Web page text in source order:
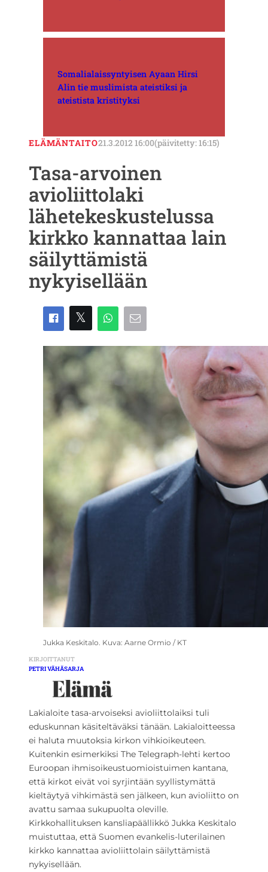
Somalialaissyntyisen Ayaan Hirsi
Alin tie muslimista ateistiksi ja
ateistista kristityksi
ELÄMÄNTAITO21.3.2012 16:00(päivitetty: 16:15)
Tasa-arvoinen
avioliittolaki
lähetekeskustelussa 
kirkko kannattaa lain
säilyttämistä
nykyisellään
Jukka Keskitalo. Kuva: Aarne Ormio / KT
KIRJOITTANUT
PETRI VÄHÄSARJA
Lakialoite tasa-arvoiseksi avioliittolaiksi tuli
eduskunnan käsiteltäväksi tänään. Lakialoitteessa
ei haluta muutoksia kirkon vihkioikeuteen.
Kuitenkin esimerkiksi The Telegraph-lehti kertoo
Euroopan ihmisoikeustuomioistuimen kantana,
että kirkot eivät voi syrjintään syyllistymättä
kieltäytyä vihkimästä sen jälkeen, kun avioliitto on
avattu samaa sukupuolta oleville.
Kirkkohallituksen kansliapäällikkö Jukka Keskitalo
muistuttaa, että Suomen evankelis-luterilainen
kirkko kannattaa avioliittolain säilyttämistä
nykyisellään.